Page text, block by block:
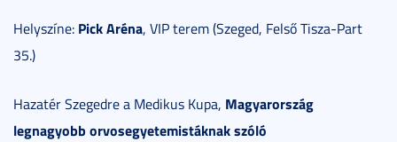
Helyszíne: Pick Aréna, VIP terem (Szeged, Felső Tisza-Part
35.)
Hazatér Szegedre a Medikus Kupa, Magyarország
legnagyobb orvosegyetemistáknak szóló